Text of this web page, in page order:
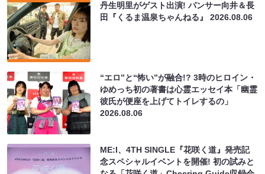
丹生明里がゲスト出演! パンサー向井＆長
田『くるま温泉ちゃんねる』2026.08.06
“エロ”と“怖い”が融合!? 3時のヒロイン・
ゆめっち初の著書は心霊エッセイ本「幽霊
彼氏が便座を上げてトイレするの」
2026.08.06
ME:I、4TH SINGLE『花咲く道』発売記
念スペシャルイベントを開催! 初の試みと